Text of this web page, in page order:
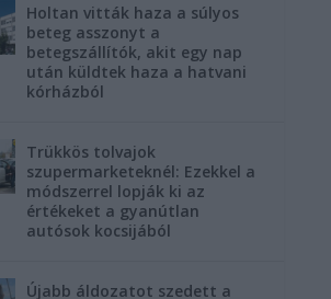
Holtan vitták haza a súlyos
beteg asszonyt a
betegszállítók, akit egy nap
után küldtek haza a hatvani
kórházból
Trükkös tolvajok
szupermarketeknél: Ezekkel a
módszerrel lopják ki az
értékeket a gyanútlan
autósok kocsijából
Újabb áldozatot szedett a